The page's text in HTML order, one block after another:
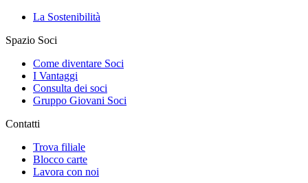
La Sostenibilità
Spazio Soci
Come diventare Soci
I Vantaggi
Consulta dei soci
Gruppo Giovani Soci
Contatti
Trova filiale
Blocco carte
Lavora con noi